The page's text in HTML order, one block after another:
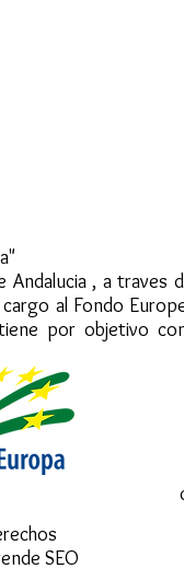
Andalucia , a
al Fondo
por objetivo
SEO